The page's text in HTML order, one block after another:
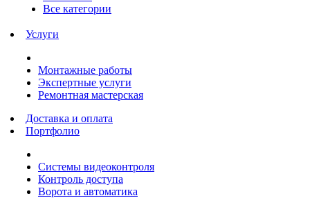
Все категории
Услуги
Монтажные работы
Экспертные услуги
Ремонтная мастерская
Доставка и оплата
Портфолио
Системы видеоконтроля
Контроль доступа
Ворота и автоматика